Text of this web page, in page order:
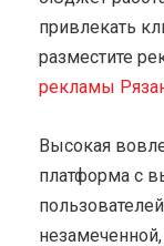
привлекать
разместите
рекламы
Высокая
платформа с